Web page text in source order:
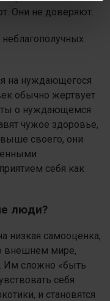
Они не доверяют.
на нуждающегося
обычно жертвует
о нуждающемся
чужое здоровье,
своего, они
себя как
люди?
низкая самооценка,
внешнем мире,
Им сложно «быть
себя
и становятся